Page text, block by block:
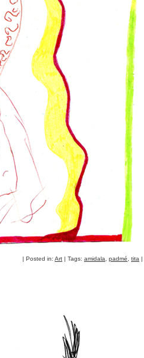
| Posted in: Art | Tags: amidala padmé tita |